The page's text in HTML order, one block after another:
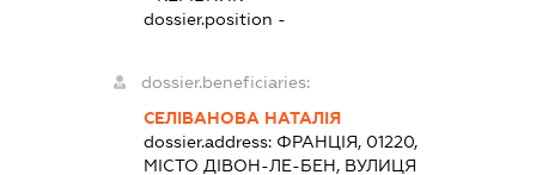
dossier.position -
dossier.beneficiaries:
СЕЛІВАНОВА НАТАЛІЯ
dossier.address: ФРАНЦІЯ, 01220,
МІСТО ДІВОН-ЛЕ-БЕН, ВУЛИЦЯ